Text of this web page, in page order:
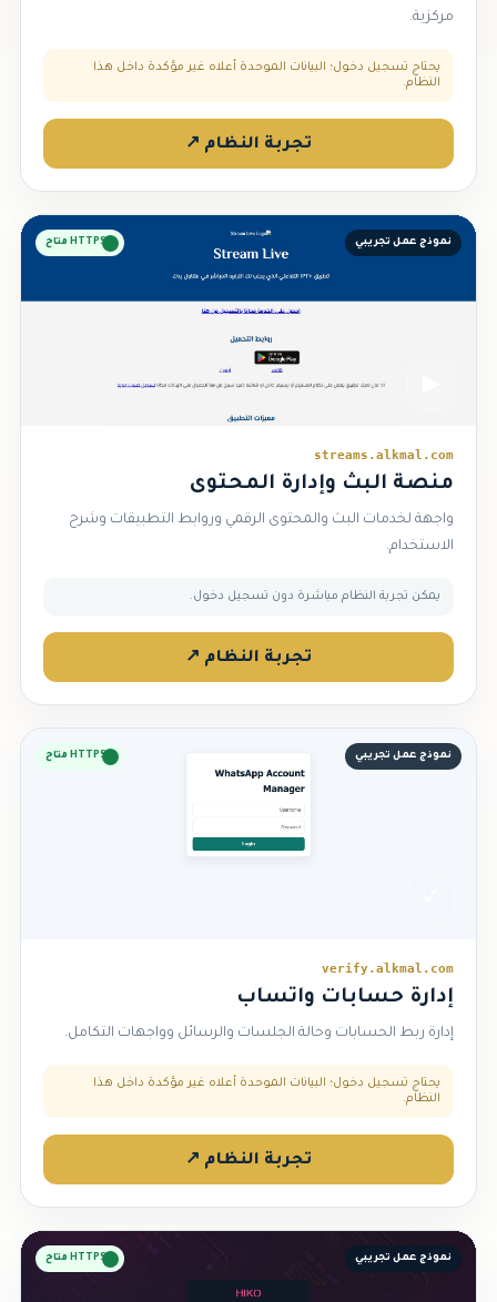
مركزية.
يحتاج تسجيل دخول؛ البيانات الموحدة أعلاه غير مؤكدة داخل هذا
النظام.
تجربة النظام ↗
نموذج عمل تجريبي HTTPS متاح
streams.alkmal.com
منصة البث وإدارة المحتوى
واجهة لخدمات البث والمحتوى الرقمي وروابط التطبيقات وشرح
الاستخدام.
يمكن تجربة النظام مباشرة دون تسجيل دخول.
تجربة النظام ↗
نموذج عمل تجريبي HTTPS متاح
verify.alkmal.com
إدارة حسابات واتساب
إدارة ربط الحسابات وحالة الجلسات والرسائل وواجهات التكامل.
يحتاج تسجيل دخول؛ البيانات الموحدة أعلاه غير مؤكدة داخل هذا
النظام.
تجربة النظام ↗
نموذج عمل تجريبي HTTPS متاح